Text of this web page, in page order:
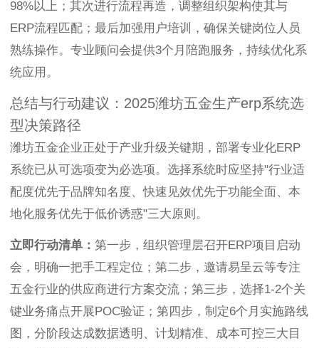
98%以上；其次进行流程再造，调整组织架构使其与
ERP流程匹配；最后加强用户培训，确保关键岗位人员
熟练操作。专业顾问会提供3个月陪跑服务，持续优化系
统应用。
总结与行动建议：2025潍坊五金生产erp系统选
型决策路径
潍坊五金企业正处于产业升级关键期，部署专业化ERP
系统已从可选项变为必选项。选择系统时应坚持"行业适
配度优先于品牌知名度、快速见效优先于功能全面、本
地化服务优先于低价诱惑"三大原则。
立即行动清单： 第一步，组织管理层召开ERP项目启动
会，明确一把手工程定位；第二步，邀请易呈云等专注
五金行业的供应商进行方案交流；第三步，选择1-2个关
键业务痛点开展POC验证；第四步，制定6个月实施路线
图，分阶段达成数据透明、计划精准、成本可控三大目